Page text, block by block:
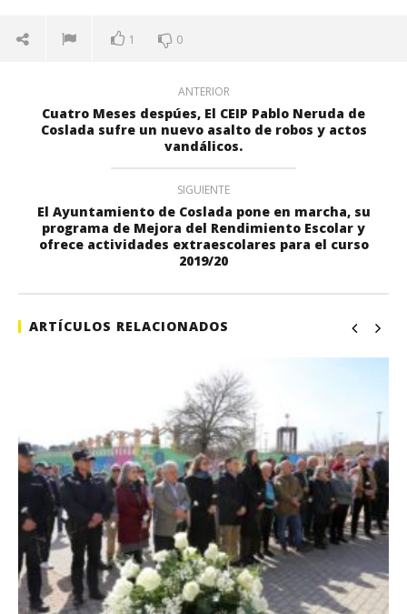
1 0
ANTERIOR
Cuatro Meses despúes, El CEIP Pablo Neruda de
Coslada sufre un nuevo asalto de robos y actos
vandálicos.
SIGUIENTE
El Ayuntamiento de Coslada pone en marcha, su
programa de Mejora del Rendimiento Escolar y
ofrece actividades extraescolares para el curso
2019/20
ARTÍCULOS RELACIONADOS